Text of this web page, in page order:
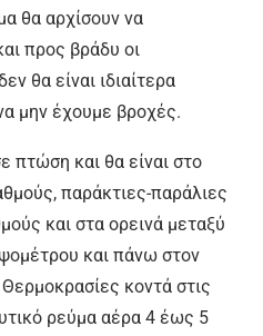
θα αρχίσουν να
προς βράδυ οι
θα είναι ιδιαίτερα
μην έχουμε βροχές.
πτώση και θα είναι στο
παράκτιες-παράλιες
και στα ορεινά μεταξύ
και πάνω στον
κοντά στις
ρεύμα αέρα 4 έως 5